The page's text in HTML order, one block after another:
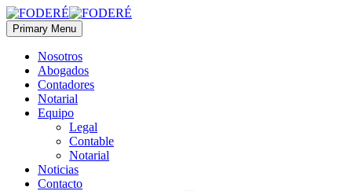
Primary Menu
Nosotros
Abogados
Contadores
Notarial
Equipo
Legal
Contable
Notarial
Noticias
Contacto